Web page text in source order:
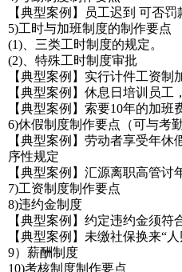
【典型案例】员工迟到 可否罚
5)工时与加班制度的制作要点
(1)、三类工时制度的规定。
(2)、特殊工时制度审批
【典型案例】实行计件工资制
【典型案例】休息日培训员
【典型案例】索要10年的加班
6)休假制度制作要点（可与考
【典型案例】劳动者享受年
序性规定
【典型案例】汇源离职高管
7)工资制度制作要点
8)违约金制度
【典型案例】约定违约金须符
【典型案例】未缴社保换来“
9）薪酬制度
10)考核制度制作要点